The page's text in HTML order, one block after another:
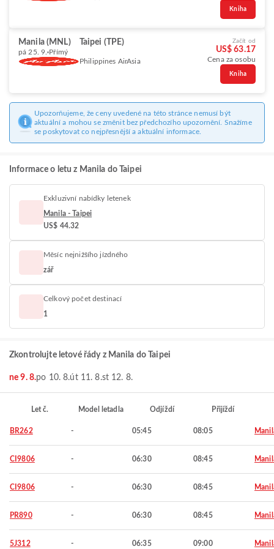
Kniha
Manila (MNL) Taipei (TPE)
pá 25. 9. Přímý
Philippines AirAsia
Začít od
US$ 63.17
Cena za osobu
Kniha
Upozorňujeme, že ceny uvedené na této stránce nemusí být
aktuální a mohou se změnit bez předchozího upozornění. Snažíme
se poskytovat co nejpřesnější a aktuální informace.
Informace o letu z Manila do Taipei
Exkluzivní nabídky letenek
Manila - Taipei
US$ 44.32
Měsíc nejnižšího jízdného
zář
Celkový počet destinací
1
Zkontrolujte letové řády z Manila do Taipei
ne 9. 8.po 10. 8.út 11. 8.st 12. 8.
Let č. Model letadla Odjíždí Přijíždí
BR262 - 05:45 08:05
CI9806 - 06:30 08:45
CI9806 - 06:30 08:45
PR890 - 06:30 08:45
5J312 - 06:35 09:00